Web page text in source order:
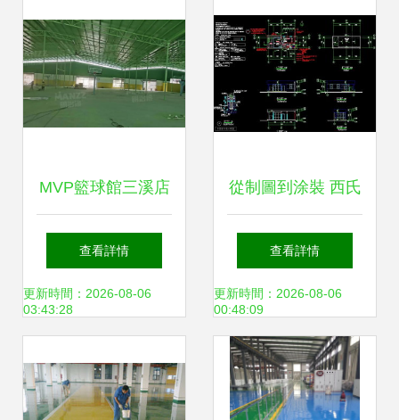
MVP籃球館三溪店
室內外涂裝工程 專
業涂裝打造卓越運
查看詳情
更新時間：2026-08-06
03:43:28
從制圖到涂裝 西氏
醫用橡膠制品項目
施工圖紙的價值與
施工關鍵
查看詳情
更新時間：2026-08-06
00:48:09